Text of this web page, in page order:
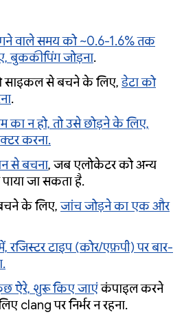
वाले समय को ~0.6-1.6% तक
बुककीपिंग जोड़ना.
साइकल से बचने के लिए,डेटा को
.
का न हो, तो उसे छोड़ने के लिए,
करना.
से बचना, जब एलोकेटर को अन्य
जा सकता है.
के लिए,जांच जोड़ने का एक और
रजिस्टर टाइप (कोर/एफ़पी) पर बार-
ऐरे, शुरू किए जाएंकंपाइल करने
clang पर निर्भर न रहना.